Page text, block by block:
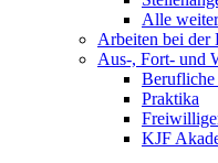
Alle
Arbeiten bei der
Aus-, Fort- und
Berufliche
Praktika
KJF